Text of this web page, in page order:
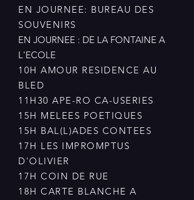
EN JOURNEE: BUREAU DES
SOUVENIRS
EN JOURNEE : DE LA FONTAINE A
L'ECOLE
10H AMOUR RESIDENCE AU
BLED
11H30 APE-RO CA-USERIES
15H MELEES POETIQUES
15H BAL(L)ADES CONTEES
17H LES IMPROMPTUS
D'OLIVIER
17H COIN DE RUE
18H CARTE BLANCHE A